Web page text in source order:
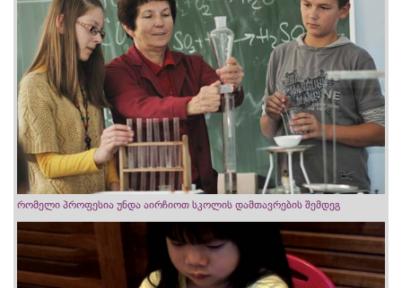
რომელი პროფესია უნდა აირჩიოთ სკოლის დამთავრების შემდეგ